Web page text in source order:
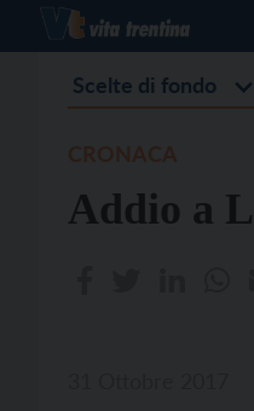
Scelte di fondo
Addio a